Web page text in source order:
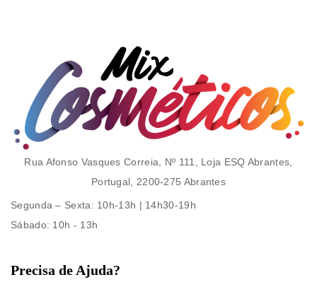
Rua Afonso Vasques Correia, Nº 111, Loja ESQ Abrantes,
Portugal, 2200-275 Abrantes
Segunda – Sexta: 10h-13h | 14h30-19h
Sábado: 10h - 13h
Precisa de Ajuda?